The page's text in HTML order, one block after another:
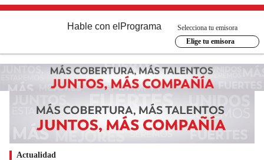
Hable con el Programa
Selecciona tu emisora
Elige tu emisora
Actualidad